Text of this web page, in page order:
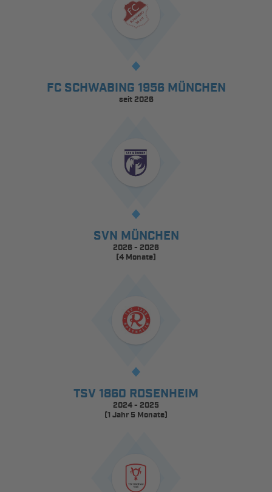
FC SCHWABING 1956 MÜNCHEN
seit 2026
SVN MÜNCHEN
2026 - 2026
(4 Monate)
TSV 1860 ROSENHEIM
2024 - 2025
(1 Jahr 5 Monate)